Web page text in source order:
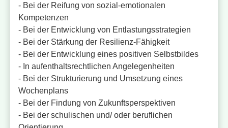
- Bei der Reifung von sozial-emotionalen
Kompetenzen
- Bei der Entwicklung von Entlastungsstrategien
- Bei der Stärkung der Resilienz-Fähigkeit
- Bei der Entwicklung eines positiven Selbstbildes
- In aufenthaltsrechtlichen Angelegenheiten
- Bei der Strukturierung und Umsetzung eines
Wochenplans
- Bei der Findung von Zukunftsperspektiven
- Bei der schulischen und/ oder beruflichen